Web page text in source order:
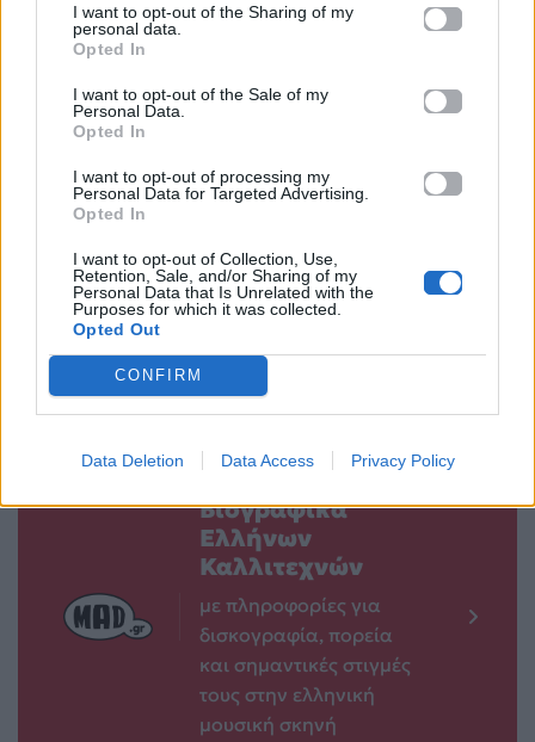
I want to opt-out of the Sharing of my
personal data.
Opted In
I want to opt-out of the Sale of my
Personal Data.
Opted In
I want to opt-out of processing my
Personal Data for Targeted Advertising.
Opted In
I want to opt-out of Collection, Use,
Retention, Sale, and/or Sharing of my
Personal Data that Is Unrelated with the
Purposes for which it was collected.
Opted Out
CONFIRM
Data Deletion Data Access Privacy Policy
Flashback στο
1982: Το μοναδικό
στιγμιότυπο της
Μαρίας
Τζομπανάκη
11.06.2026
Steven Spielberg:
ετών και
«σαρώνει» το
Βιογραφικά
Ελλήνων
Καλλιτεχνών
με πληροφορίες για
δισκογραφία, πορεία
και σημαντικές στιγμές
τους στην ελληνική
μουσική σκηνή